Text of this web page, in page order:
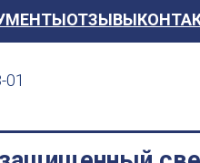
ОТЗЫВЫ